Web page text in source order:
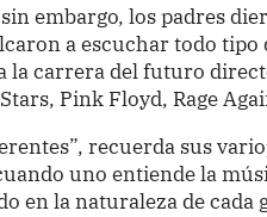
embargo, los padres
a escuchar todo tipo
la carrera del futuro
Pink Floyd, Rage
recuerda sus
uno entiende la
la naturaleza de cada